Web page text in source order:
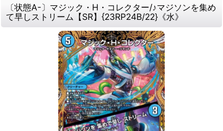
〔状態A-〕マジック・H・コレクター/♪マジソンを集め
て早しストリーム【SR】{23RP24B/22}《水》